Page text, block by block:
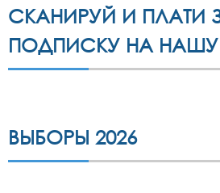
СКАНИРУЙ И ПЛАТИ
ПОДПИСКУ НА НАШУ
ВЫБОРЫ 2026